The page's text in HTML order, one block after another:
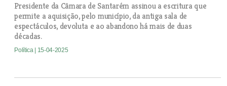
Presidente da Câmara de Santarém assinou a escritura que
permite a aquisição, pelo município, da antiga sala de
espectáculos, devoluta e ao abandono há mais de duas
décadas.
Política | 15-04-2025